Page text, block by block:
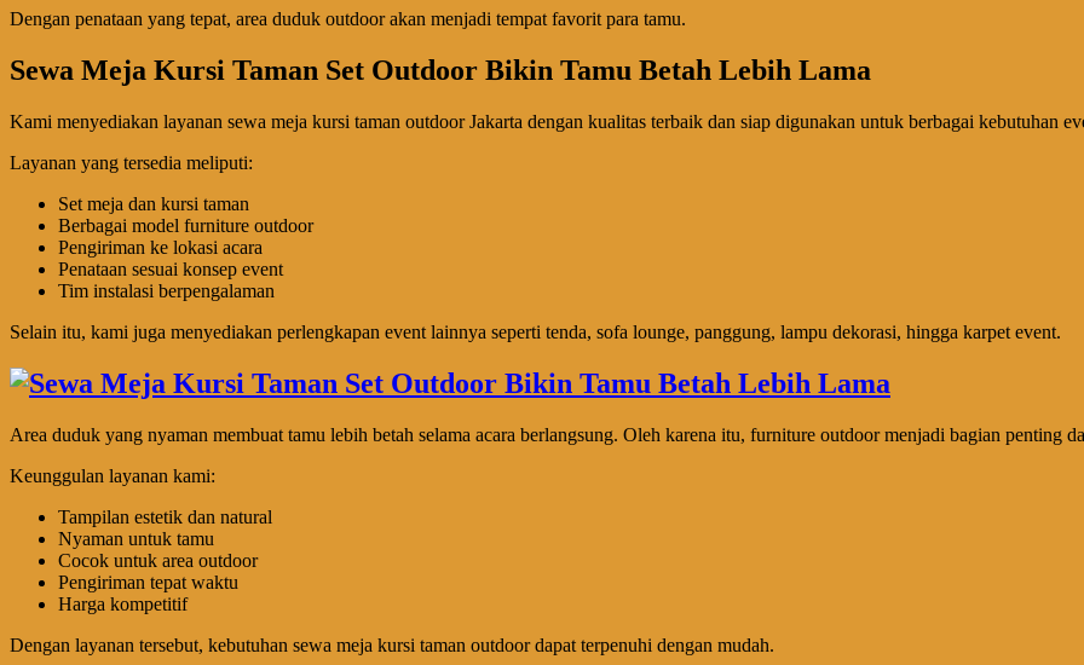
Dengan penataan yang tepat, area duduk outdoor akan menjadi tempat favorit para tamu.
Sewa Meja Kursi Taman Set Outdoor Bikin Tamu Betah Lebih Lama
Kami menyediakan layanan sewa meja kursi taman outdoor Jakarta dengan kualitas terbaik dan siap digunakan untuk berbagai kebutuhan
Layanan yang tersedia meliputi:
Set meja dan kursi taman
Berbagai model furniture outdoor
Pengiriman ke lokasi acara
Penataan sesuai konsep event
Tim instalasi berpengalaman
Selain itu, kami juga menyediakan perlengkapan event lainnya seperti tenda, sofa lounge, panggung, lampu dekorasi, hingga karpet event.
Area duduk yang nyaman membuat tamu lebih betah selama acara berlangsung. Oleh karena itu, furniture outdoor menjadi bagian penting
Keunggulan layanan kami:
Tampilan estetik dan natural
Nyaman untuk tamu
Cocok untuk area outdoor
Pengiriman tepat waktu
Harga kompetitif
Dengan layanan tersebut, kebutuhan sewa meja kursi taman outdoor dapat terpenuhi dengan mudah.